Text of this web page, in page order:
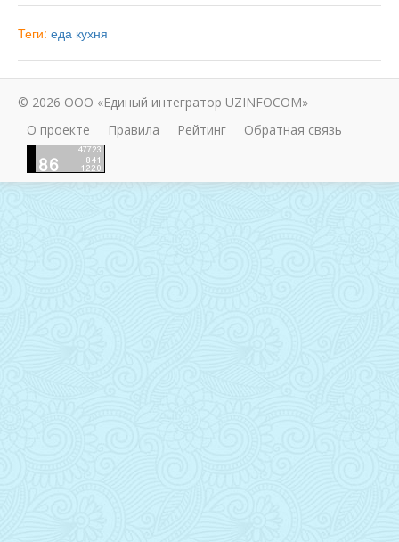
Теги: еда кухня
© 2026 ООО «Единый интегратор UZINFOCOM»
О проекте
Правила Рейтинг Обратная связь